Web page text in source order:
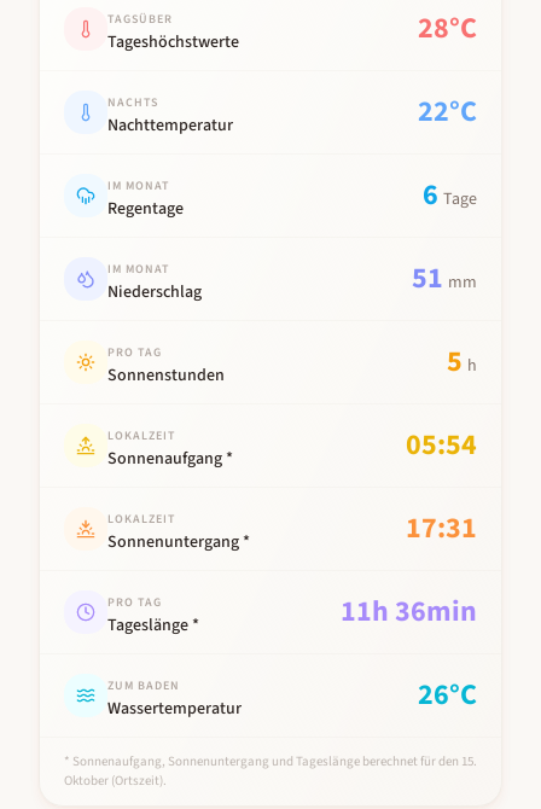
TAGSÜBER
Tageshöchstwerte 28°C
NACHTS
Nachttemperatur 22°C
IM MONAT
Regentage 6 Tage
IM MONAT
Niederschlag 51 mm
PRO TAG
Sonnenstunden 5 h
LOKALZEIT
Sonnenaufgang * 05:54
LOKALZEIT
Sonnenuntergang * 17:31
PRO TAG
Tageslänge * 11h 36min
ZUM BADEN
Wassertemperatur 26°C
* Sonnenaufgang, Sonnenuntergang und Tageslänge berechnet für den 15.
Oktober (Ortszeit).